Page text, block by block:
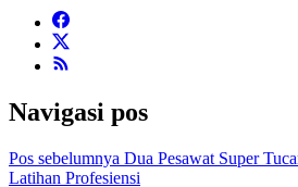
Navigasi pos
Pos sebelumnya Dua Pesawat Super
Latihan Profesiensi